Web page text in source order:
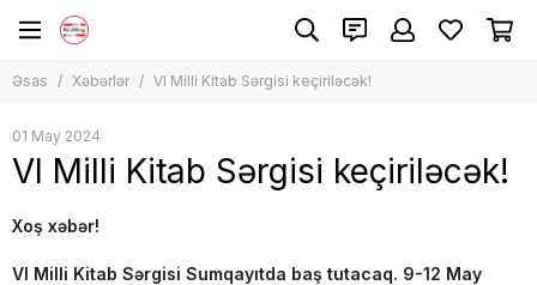
Əsas Xəbərlər VI Milli Kitab Sərgisi keçiriləcək!
01 May 2024
VI Milli Kitab Sərgisi keçiriləcək!
Xoş xəbər!
VI Milli Kitab Sərgisi Sumqayıtda baş tutacaq. 9-12 May